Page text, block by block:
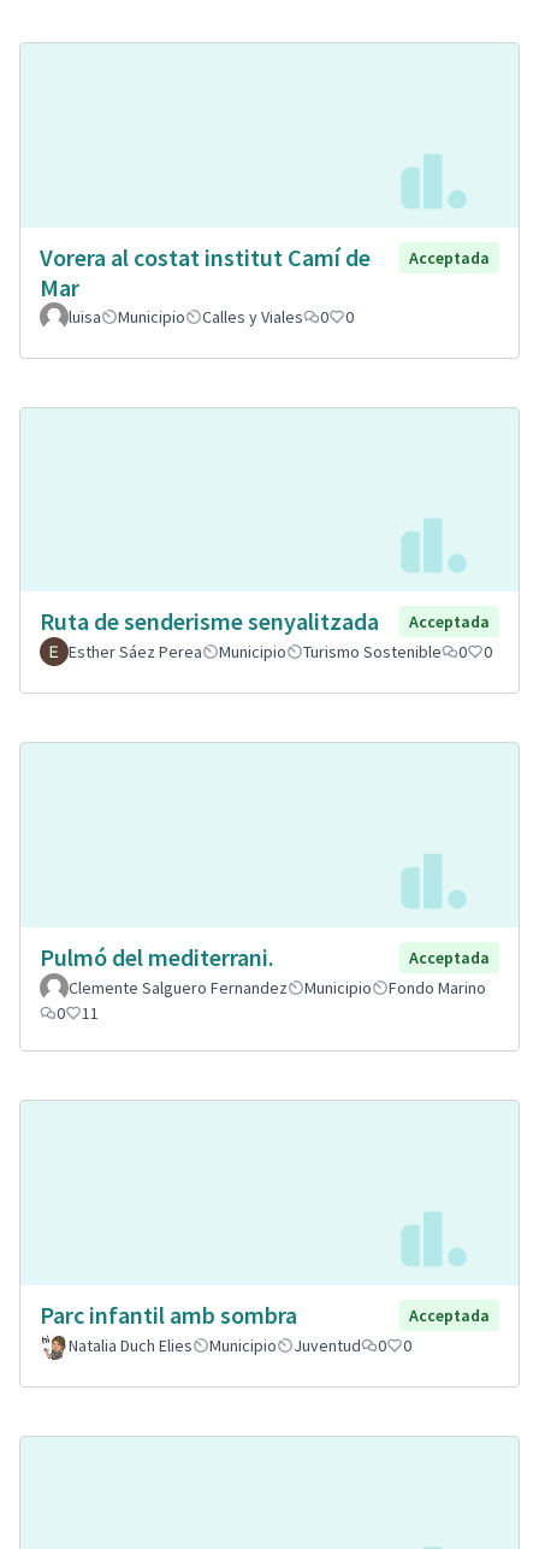
Vorera al costat institut Camí de
Mar
Acceptada
luisa Municipio Calles y Viales 0 0
Ruta de senderisme senyalitzada
Acceptada
Esther Sáez Perea
Municipio Turismo Sostenible 0 0
Pulmó del mediterrani.
Acceptada
Clemente Salguero Fernandez
Municipio
Fondo Marino
0
11
Parc infantil amb sombra
Acceptada
Natalia Duch Elies
Municipio Juventud 0 0